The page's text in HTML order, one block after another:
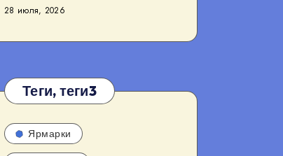
28 июля, 2026
Теги, теги3
Ярмарки